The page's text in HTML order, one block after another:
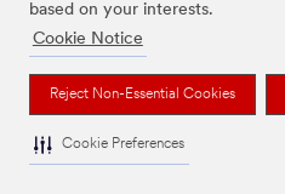
based on your interests.
Cookie Notice
Reject Non-Essential Cookies
Cookie Preferences